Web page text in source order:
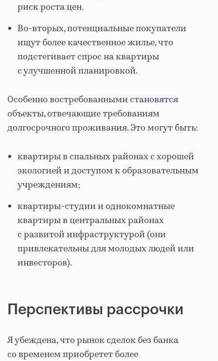
риск роста цен.
Во-вторых, потенциальные покупатели
ищут более качественное жилье, что
подстегивает спрос на квартиры
с улучшенной планировкой.
Особенно востребованнымистановятся
объекты, отвечающие требованиям
долгосрочного проживания. Это могут быть:
квартиры в спальных районах с хорошей
экологией и доступом к образовательным
учреждениям;
квартиры-студии и однокомнатные
квартиры в центральных районах
с развитой инфраструктурой (они
привлекательны для молодых людей или
инвесторов).
Перспективы рассрочки
Я убеждена, что рынок сделок без банка
со временем приобретет более